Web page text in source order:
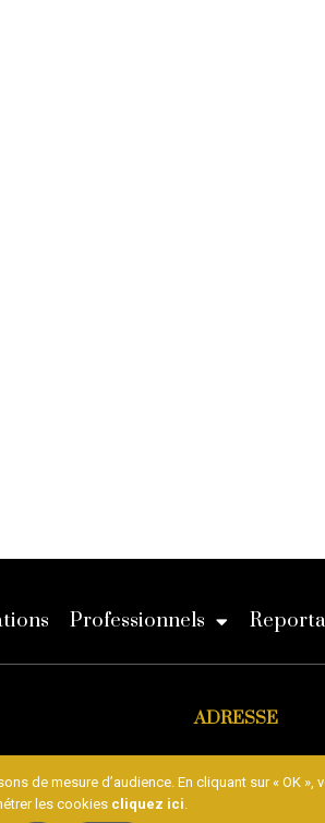
Professionnels
ADRESSE
23 rue d'Alsace,67380
de mesure d’audience. En cliquant sur « OK
les cookies cliquez ici.